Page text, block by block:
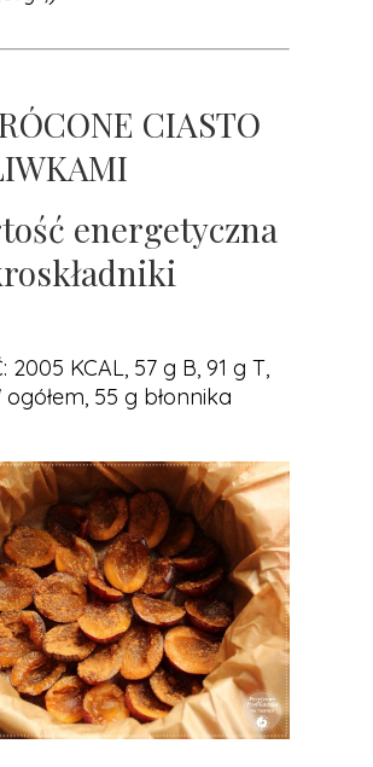
CIASTO
energetyczna
2005 KCAL, 57 g B, 91 g T,
55 g błonnika